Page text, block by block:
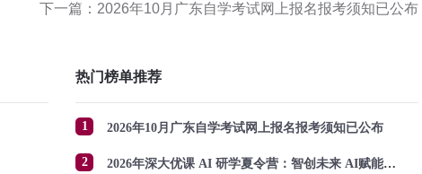
下一篇：2026年10月广东自学考试网上报名报考须知已公布
热门榜单推荐
1 2026年10月广东自学考试网上报名报考须知已公布
2 2026年深大优课 AI 研学夏令营：智创未来 AI赋能成长